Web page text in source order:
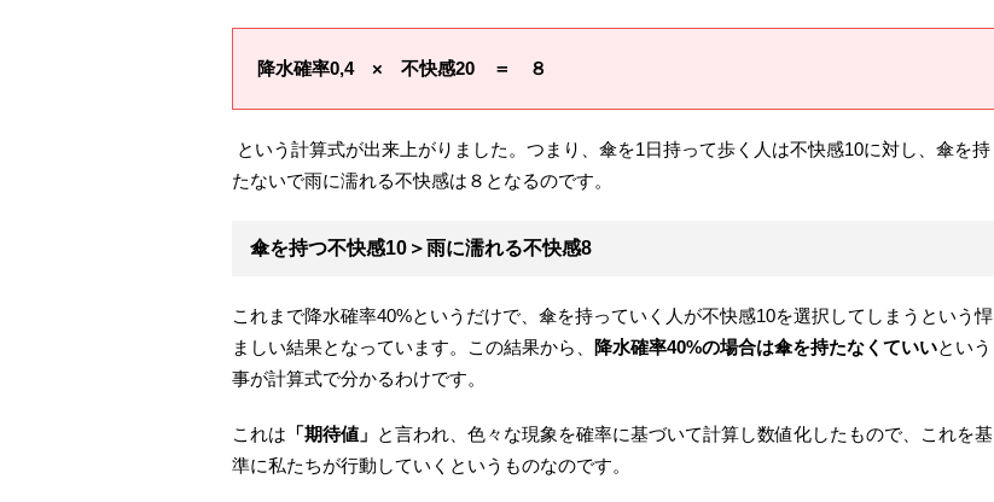
降水確率0,4 × 不快感20 ＝ ８
という計算式が出来上がりました。つまり、傘を1日持って歩く人は不快感10に対し、傘を持
たないで雨に濡れる不快感は８となるのです。
傘を持つ不快感10 ＞雨に濡れる不快感8
これまで降水確率40%というだけで、傘を持っていく人が不快感10を選択してしまうという悍
ましい結果となっています。この結果から、
降水確率40%の場合は傘を持たなくていいという
事が計算式で分かるわけです。
これは 「期待値」 と言われ、色々な現象を確率に基づいて計算し数値化したもので、これを基
準に私たちが行動していくというものなのです。